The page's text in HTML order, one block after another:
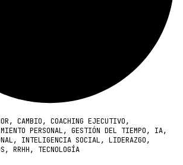
, CAMBIO, COACHING EJECUTIVO,
PERSONAL, GESTIÓN DEL TIEMPO, IA,
, INTELIGENCIA SOCIAL, LIDERAZGO,
, RRHH, TECNOLOGÍA